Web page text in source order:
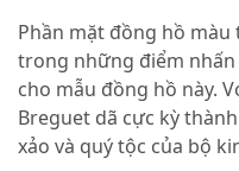
Phần mặt đồng hồ
trong những điểm nhấn
cho mẫu đồng hồ này.
Breguet dã cực kỳ
xảo và quý tộc của bộ